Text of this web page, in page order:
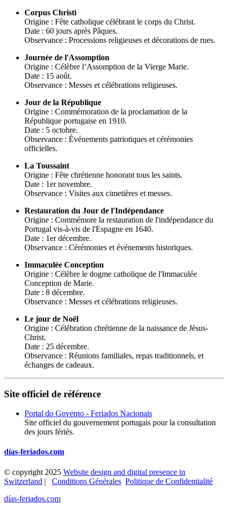
Corpus Christi
Origine : Fête catholique célébrant le corps du Christ.
Date : 60 jours après Pâques.
Observance : Processions religieuses et décorations de rues.
Journée de l'Assomption
Origine : Célèbre l’Assomption de la Vierge Marie.
Date : 15 août.
Observance : Messes et célébrations religieuses.
Jour de la République
Origine : Commémoration de la proclamation de la
République portugaise en 1910.
Date : 5 octobre.
Observance : Événements patriotiques et cérémonies
officielles.
La Toussaint
Origine : Fête chrétienne honorant tous les saints.
Date : 1er novembre.
Observance : Visites aux cimetières et messes.
Restauration du Jour de l'Indépendance
Origine : Commémore la restauration de l'indépendance du
Portugal vis-à-vis de l'Espagne en 1640.
Date : 1er décembre.
Observance : Cérémonies et événements historiques.
Immaculée Conception
Origine : Célèbre le dogme catholique de l'Immaculée
Conception de Marie.
Date : 8 décembre.
Observance : Messes et célébrations religieuses.
Le jour de Noël
Origine : Célébration chrétienne de la naissance de Jésus-
Christ.
Date : 25 décembre.
Observance : Réunions familiales, repas traditionnels, et
échanges de cadeaux.
Site officiel de référence
Portal do Governo - Feriados Nacionais
Site officiel du gouvernement portugais pour la consultation
des jours fériés.
días-feriados.com
© copyright 2025 Website design and digital presence in
Switzerland | Conditions Générales Politique de Confidentialité
días-feriados.com